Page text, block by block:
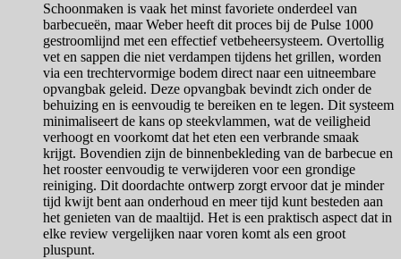
Schoonmaken is vaak het minst favoriete onderdeel van
barbecueën, maar Weber heeft dit proces bij de Pulse 1000
gestroomlijnd met een effectief vetbeheersysteem. Overtollig
vet en sappen die niet verdampen tijdens het grillen, worden
via een trechtervormige bodem direct naar een uitneembare
opvangbak geleid. Deze opvangbak bevindt zich onder de
behuizing en is eenvoudig te bereiken en te legen. Dit systeem
minimaliseert de kans op steekvlammen, wat de veiligheid
verhoogt en voorkomt dat het eten een verbrande smaak
krijgt. Bovendien zijn de binnenbekleding van de barbecue en
het rooster eenvoudig te verwijderen voor een grondige
reiniging. Dit doordachte ontwerp zorgt ervoor dat je minder
tijd kwijt bent aan onderhoud en meer tijd kunt besteden aan
het genieten van de maaltijd. Het is een praktisch aspect dat in
elke review vergelijken naar voren komt als een groot
pluspunt.